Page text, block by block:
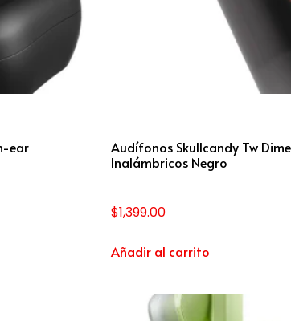
ear
Audífonos Skullcandy Tw
Inalámbricos Negro
$1,399.00
Añadir al carrito